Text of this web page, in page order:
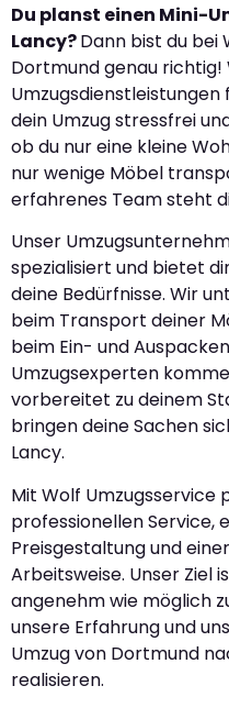
Du planst einen Mini-
Lancy?Dann bist du bei
Dortmund genau
Umzugsdienstleistungen
dein Umzug stressfrei
ob du nur eine kleine
nur wenige Möbel
erfahrenes Team steht
Unser
spezialisiert und bietet
deine Bedürfnisse. Wir
beim Transport deiner
beim Ein- und
Umzugsexperten
vorbereitet zu deinem
bringen deine Sachen
Lancy.
Mit Wolf Umzugsservice
professionellen Service,
Preisgestaltung und
Arbeitsweise. Unser Ziel
angenehm wie möglich
unsere Erfahrung und
Umzug von Dortmund
realisieren.